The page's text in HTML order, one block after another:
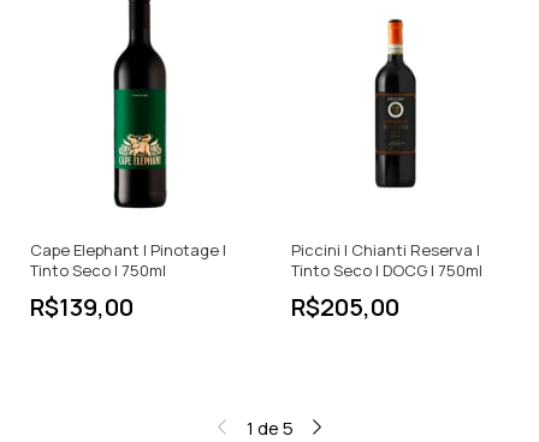
Cape Elephant | Pinotage |
Tinto Seco | 750ml
R$139,00
Piccini | Chianti Reserva |
Tinto Seco | DOCG | 750ml
R$205,00
1 de5